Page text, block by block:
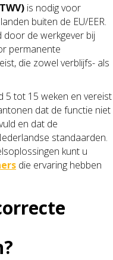
is nodig voor
buiten de EU/EER.
door de werkgever bij
permanente
die zowel verblijfs- als
5 tot 15 weken en vereist
dat de functie niet
en dat de
standaarden.
kunt u
die ervaring hebben